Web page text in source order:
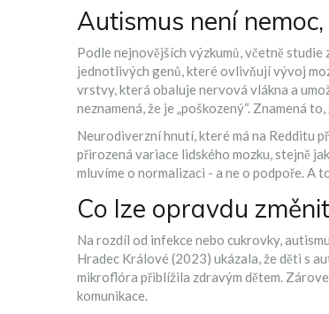
Autismus není
Podle nejnovějších výzkumů, včetně studie
jednotlivých genů, které ovlivňují vývoj
vrstvy, která obaluje nervová vlákna a
neznamená, že je „poškozený“. Znamená
Neurodiverzní hnutí, které má na Redditu
přirozená variace lidského mozku, stejně
mluvíme o normalizaci - a ne o podpoře. A
Co lze opravdu
Na rozdíl od infekce nebo cukrovky,
Hradec Králové (2023) ukázala, že děti s
mikroflóra přiblížila zdravým dětem.
komunikace.